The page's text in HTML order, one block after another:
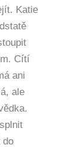
Katie
Cítí
ani
ale
do